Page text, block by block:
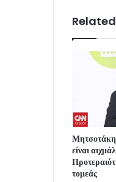
είναι
τομεάς